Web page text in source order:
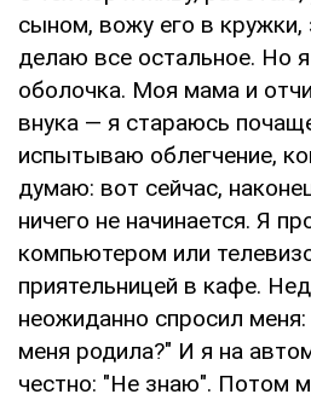
сыном, вожу его в
делаю все остальное. Но
оболочка. Моя мама и
внука — я стараюсь
испытываю облегчение,
думаю: вот сейчас,
ничего не начинается. Я
компьютером или
приятельницей в кафе.
неожиданно спросил
меня родила?" И я на
честно: "Не знаю". Потом